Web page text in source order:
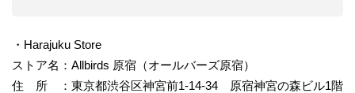
・Harajuku Store
ストア名：Allbirds 原宿（オールバーズ原宿）
住 所 ：東京都渋谷区神宮前1-14-34 原宿神宮の森ビル1階